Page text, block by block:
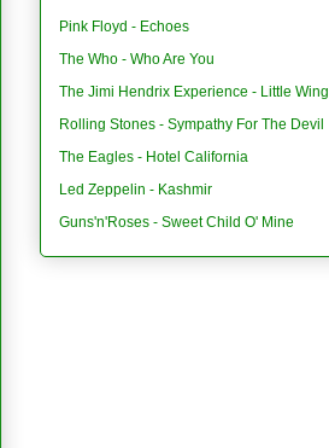
Pink Floyd - Echoes
The Who - Who Are You
The Jimi Hendrix Experience - Little Wing
Rolling Stones - Sympathy For The Devil
The Eagles - Hotel California
Led Zeppelin - Kashmir
Guns'n'Roses - Sweet Child O' Mine